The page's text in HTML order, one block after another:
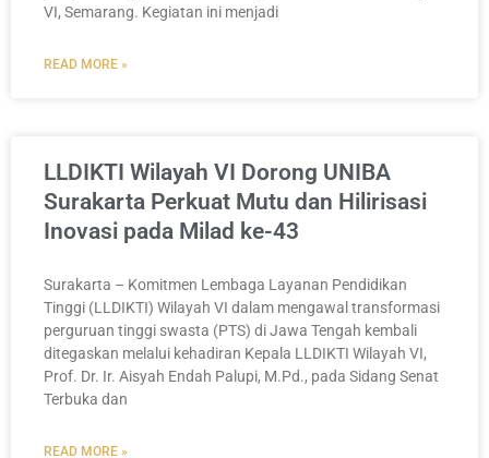
VI, Semarang. Kegiatan ini menjadi
READ MORE »
LLDIKTI Wilayah VI Dorong UNIBA
Surakarta Perkuat Mutu dan Hilirisasi
Inovasi pada Milad ke-43
Surakarta – Komitmen Lembaga Layanan Pendidikan
Tinggi (LLDIKTI) Wilayah VI dalam mengawal transformasi
perguruan tinggi swasta (PTS) di Jawa Tengah kembali
ditegaskan melalui kehadiran Kepala LLDIKTI Wilayah VI,
Prof. Dr. Ir. Aisyah Endah Palupi, M.Pd., pada Sidang Senat
Terbuka dan
READ MORE »